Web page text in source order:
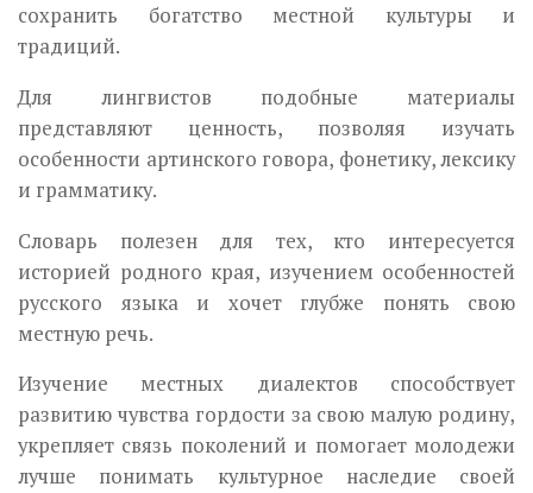
сохранить богатство местной культуры и
традиций.
Для лингвистов подобные материалы
представляют ценность, позволяя изучать
особенности артинского говора, фонетику, лексику
и грамматику.
Словарь полезен для тех, кто интересуется
историей родного края, изучением особенностей
русского языка и хочет глубже понять свою
местную речь.
Изучение местных диалектов способствует
развитию чувства гордости за свою малую родину,
укрепляет связь поколений и помогает молодежи
лучше понимать культурное наследие своей